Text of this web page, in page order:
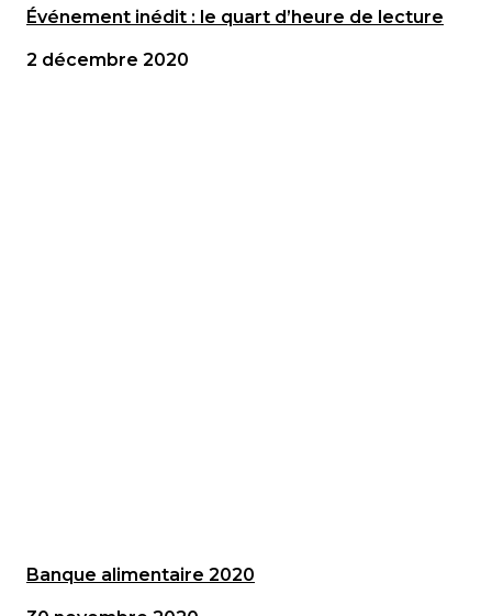
Événement inédit : le quart d’heure de lecture
2 décembre 2020
Banque alimentaire 2020